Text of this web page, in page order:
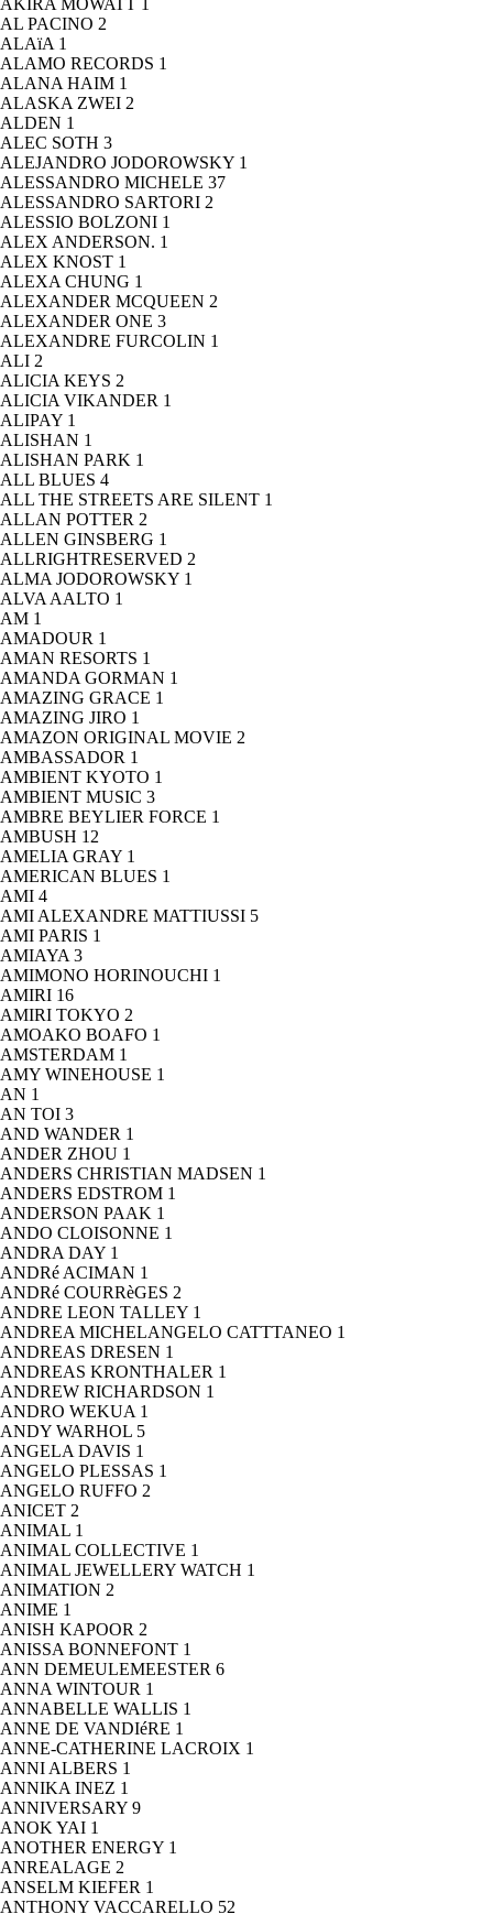
AKIRA MOWATT 1
AL PACINO 2
ALAïA 1
ALAMO RECORDS 1
ALANA HAIM 1
ALASKA ZWEI 2
ALDEN 1
ALEC SOTH 3
ALEJANDRO JODOROWSKY 1
ALESSANDRO MICHELE 37
ALESSANDRO SARTORI 2
ALESSIO BOLZONI 1
ALEX ANDERSON. 1
ALEX KNOST 1
ALEXA CHUNG 1
ALEXANDER MCQUEEN 2
ALEXANDER ONE 3
ALEXANDRE FURCOLIN 1
ALI 2
ALICIA KEYS 2
ALICIA VIKANDER 1
ALIPAY 1
ALISHAN 1
ALISHAN PARK 1
ALL BLUES 4
ALL THE STREETS ARE SILENT 1
ALLAN POTTER 2
ALLEN GINSBERG 1
ALLRIGHTRESERVED 2
ALMA JODOROWSKY 1
ALVA AALTO 1
AM 1
AMADOUR 1
AMAN RESORTS 1
AMANDA GORMAN 1
AMAZING GRACE 1
AMAZING JIRO 1
AMAZON ORIGINAL MOVIE 2
AMBASSADOR 1
AMBIENT KYOTO 1
AMBIENT MUSIC 3
AMBRE BEYLIER FORCE 1
AMBUSH 12
AMELIA GRAY 1
AMERICAN BLUES 1
AMI 4
AMI ALEXANDRE MATTIUSSI 5
AMI PARIS 1
AMIAYA 3
AMIMONO HORINOUCHI 1
AMIRI 16
AMIRI TOKYO 2
AMOAKO BOAFO 1
AMSTERDAM 1
AMY WINEHOUSE 1
AN 1
AN TOI 3
AND WANDER 1
ANDER ZHOU 1
ANDERS CHRISTIAN MADSEN 1
ANDERS EDSTROM 1
ANDERSON PAAK 1
ANDO CLOISONNE 1
ANDRA DAY 1
ANDRé ACIMAN 1
ANDRé COURRèGES 2
ANDRE LEON TALLEY 1
ANDREA MICHELANGELO CATTTANEO 1
ANDREAS DRESEN 1
ANDREAS KRONTHALER 1
ANDREW RICHARDSON 1
ANDRO WEKUA 1
ANDY WARHOL 5
ANGELA DAVIS 1
ANGELO PLESSAS 1
ANGELO RUFFO 2
ANICET 2
ANIMAL 1
ANIMAL COLLECTIVE 1
ANIMAL JEWELLERY WATCH 1
ANIMATION 2
ANIME 1
ANISH KAPOOR 2
ANISSA BONNEFONT 1
ANN DEMEULEMEESTER 6
ANNA WINTOUR 1
ANNABELLE WALLIS 1
ANNE DE VANDIéRE 1
ANNE-CATHERINE LACROIX 1
ANNI ALBERS 1
ANNIKA INEZ 1
ANNIVERSARY 9
ANOK YAI 1
ANOTHER ENERGY 1
ANREALAGE 2
ANSELM KIEFER 1
ANTHONY VACCARELLO 52